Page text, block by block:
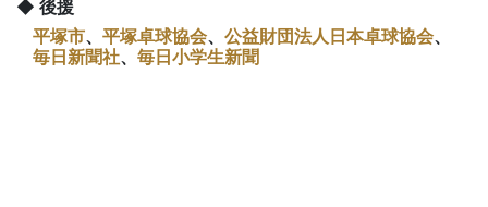
◆ 後援
平塚市、 平塚卓球協会、 公益財団法人日本卓球協会、
毎日新聞社、 毎日小学生新聞